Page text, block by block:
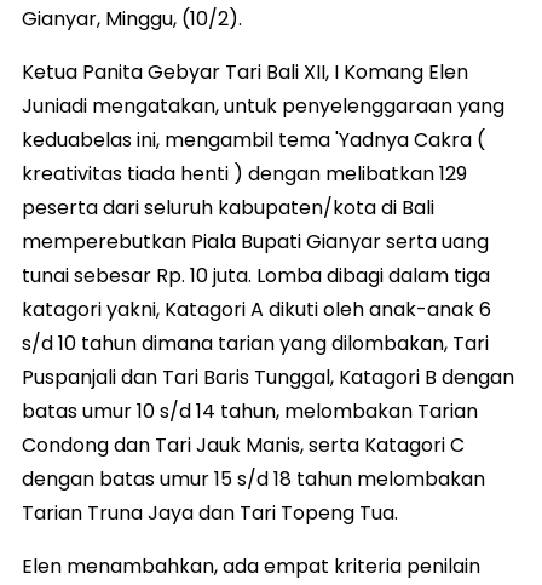
Gianyar, Minggu, (10/2).
Ketua Panita Gebyar Tari Bali XII, I Komang Elen
Juniadi mengatakan, untuk penyelenggaraan yang
keduabelas ini, mengambil tema 'Yadnya Cakra (
kreativitas tiada henti ) dengan melibatkan 129
peserta dari seluruh kabupaten/kota di Bali
memperebutkan Piala Bupati Gianyar serta uang
tunai sebesar Rp. 10 juta. Lomba dibagi dalam tiga
katagori yakni, Katagori A dikuti oleh anak-anak 6
s/d 10 tahun dimana tarian yang dilombakan, Tari
Puspanjali dan Tari Baris Tunggal, Katagori B dengan
batas umur 10 s/d 14 tahun, melombakan Tarian
Condong dan Tari Jauk Manis, serta Katagori C
dengan batas umur 15 s/d 18 tahun melombakan
Tarian Truna Jaya dan Tari Topeng Tua.
Elen menambahkan, ada empat kriteria penilain